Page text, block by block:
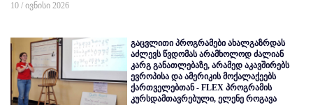
10 / ივნისი 2026
გაცვლითი პროგრამები ახალგაზრდას
აძლევს წვდომას არამხოლოდ ძალიან
კარგ განათლებაზე, არამედ აკავშირებს
ევროპისა და ამერიკის მოქალაქეებს
ქართველებთან - FLEX პროგრამის
კურსდამთავრებული, ელენე როგავა